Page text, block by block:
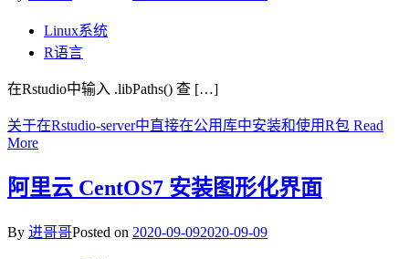
Linux系统
R语言
在Rstudio中输入 .libPaths() 查 […]
关于在Rstudio-server中直接在公用库中安装和使用R包 Read
More
阿里云 CentOS7 安装图形化界面
By 进哥哥Posted on 2020-09-092020-09-09